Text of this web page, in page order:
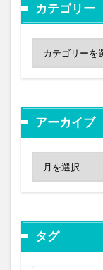
カテゴリー
アーカイブ
タグ